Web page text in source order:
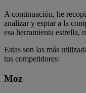
A continuación, he
analizar y espiar a la
esa herramienta estrella,
Estas son las más
tus competidores:
Moz